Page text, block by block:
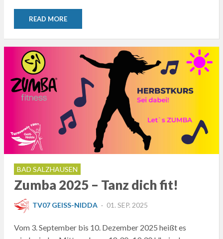
READ MORE
BAD SALZHAUSEN
Zumba 2025 – Tanz dich fit!
TV07 GEISS-NIDDA
POSTED
01. SEP. 2025
Vom 3. September bis 10. Dezember 2025 heißt es